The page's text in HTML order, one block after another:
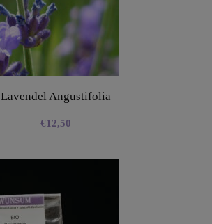
Lavendel Angustifolia
€12,50